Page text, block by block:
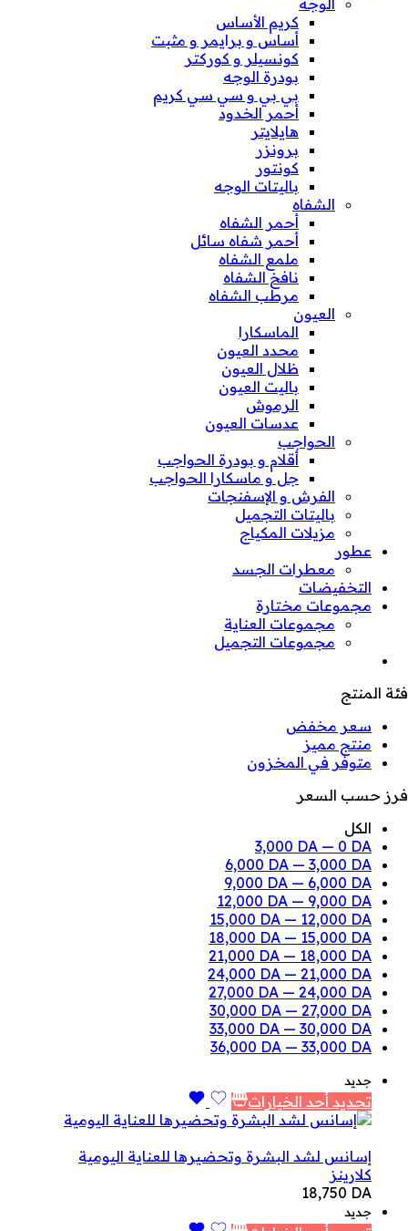
الوجه
كريم الأساس
أساس و برايمر و مثبت
كونسيلر و كوركتر
بودرة الوجه
بي بي و سي سي كريم
أحمر الخدود
هايلايتر
برونزر
كونتور
باليتات الوجه
الشفاه
أحمر الشفاه
أحمر شفاه سائل
ملمع الشفاه
نافخ الشفاه
مرطب الشفاه
العيون
الماسكارا
محدد العيون
ظلال العيون
باليت العيون
الرموش
عدسات العيون
الحواجب
أقلام و بودرة الحواجب
جل و ماسكارا الحواجب
الفرش و الإسفنجات
باليتات التجميل
مزيلات المكياج
عطور
معطرات الجسد
التخفيضات
مجموعات مختارة
مجموعات العناية
مجموعات التجميل
فئة المنتج
سعر مخفض
منتج مميز
متوفر في المخزون
فرز حسب السعر
الكل
0 DA
—
3,000 DA
3,000 DA
—
6,000 DA
6,000 DA
—
9,000 DA
9,000 DA
—
12,000 DA
12,000 DA
—
15,000 DA
15,000 DA
—
18,000 DA
18,000 DA
—
21,000 DA
21,000 DA
—
24,000 DA
24,000 DA
—
27,000 DA
27,000 DA
—
30,000 DA
30,000 DA
—
33,000 DA
33,000 DA
—
36,000 DA
جديد
تحديد أحد الخيارات
إسانس لشد البشرة وتحضيرها للعناية اليومية
كلارينز
18,750 DA
جديد